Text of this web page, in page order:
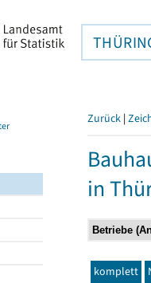
Zurück |
in
komplett